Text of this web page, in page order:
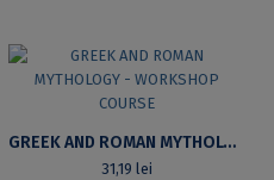
GREEK AND ROMAN MYTHOLOGY – WORKSHOP COURSE
31,19lei